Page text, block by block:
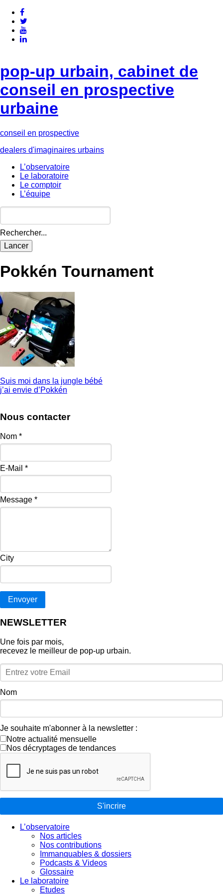
pop-up urbain, cabinet de
conseil en prospective
urbaine
conseil en prospective
dealers d'imaginaires urbains
L’observatoire
Le laboratoire
Le comptoir
L’équipe
Rechercher...
Pokkén Tournament
Suis moi dans la jungle bébé
j’ai envie d’Pokkén
Nous contacter
Nom *
E-Mail *
Message *
City
Envoyer
NEWSLETTER
Une fois par mois,
recevez le meilleur de pop‑up urbain.
Nom
Je souhaite m'abonner à la newsletter :
Notre actualité mensuelle
Nos décryptages de tendances
S'incrire
L’observatoire
Nos articles
Nos contributions
Immanquables & dossiers
Podcasts & Videos
Glossaire
Le laboratoire
Etudes